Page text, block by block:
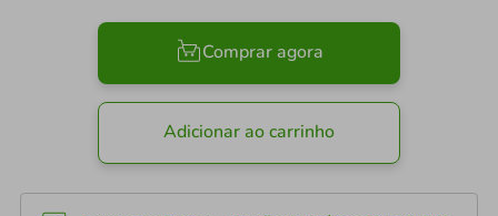
Comprar agora
Adicionar ao carrinho